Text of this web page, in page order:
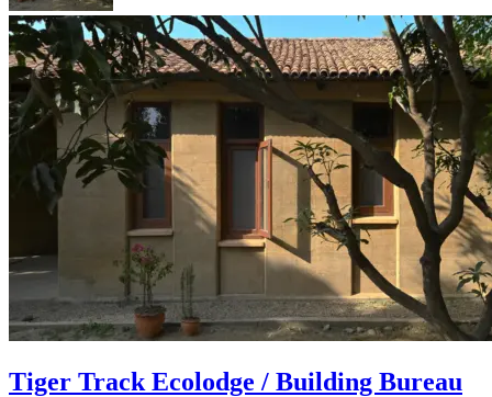
Tiger Track Ecolodge / Building Bureau